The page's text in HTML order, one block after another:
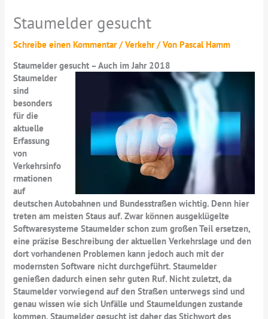
Staumelder gesucht
Schreibe einen Kommentar /Verkehr/ VonPascal Hamm
Staumelder gesucht – Auch im Jahr 2018
Staumelder
sind
besonders
für die
aktuelle
Erfassung
von
Verkehrsinfo
rmationen
auf
deutschen Autobahnen und Bundesstraßen wichtig. Denn hier
treten am meisten Staus auf. Zwar können ausgeklügelte
Softwaresysteme Staumelder schon zum großen Teil ersetzen,
eine präzise Beschreibung der aktuellen Verkehrslage und den
dort vorhandenen Problemen kann jedoch auch mit der
modernsten Software nicht durchgeführt. Staumelder
genießen dadurch einen sehr guten Ruf. Nicht zuletzt, da
Staumelder vorwiegend auf den Straßen unterwegs sind und
genau wissen wie sich Unfälle und Staumeldungen zustande
kommen. Staumelder gesucht ist daher das Stichwort des